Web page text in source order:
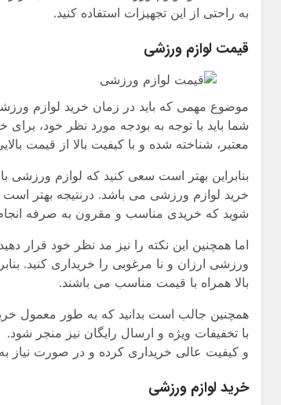
به راحتی از این تجهیزات استفاده کنید.
قیمت لوازم ورزشی
موضوع مهمی که باید در زمان خرید لوازم
شما باید با توجه به بودجه مورد نظر خود،
معتبر، شناخته شده و با کیفیت بالا از قیمت
بنابراین بهتر است سعی کنید که لوازم ورزشی
خرید لوازم ورزشی می باشد. درنتیجه بهتر است
شوید که خریدی مناسب و مقرون به صرفه
اما همچنین این نکته را نیز مد نظر خود قرار
ورزشی ارزان و نا مرغوبی را خریداری کنید.
بالا همراه با قیمت مناسب می باشند.
همچنین جالب است بدانید که به طور معمول
با تخفیفات ویژه و ارسال رایگان نیز منجر
و کیفیت عالی خریداری کرده و در صورت نیاز
خرید لوازم ورزشی